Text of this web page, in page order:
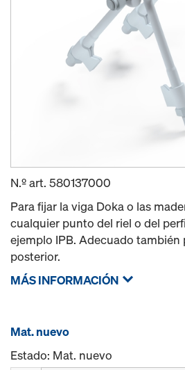
N.º art. 580137000
Para fijar la viga Doka o las
cualquier punto del riel o del
ejemplo IPB. Adecuado también
posterior.
MÁS INFORMACIÓN
Mat. nuevo
Estado: Mat. nuevo